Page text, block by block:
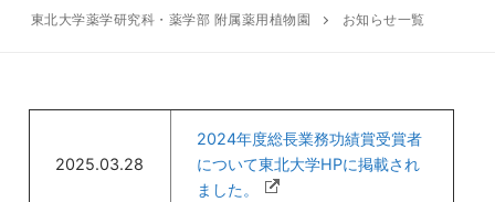
東北大学薬学研究科・薬学部 附属薬用植物園 お知らせ一覧
2025.03.28
2024年度総長業務功績賞受賞者
について東北大学HPに掲載され
ました。